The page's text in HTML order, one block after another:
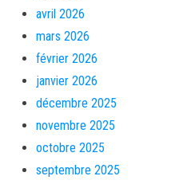
avril 2026
mars 2026
février 2026
janvier 2026
décembre 2025
novembre 2025
octobre 2025
septembre 2025